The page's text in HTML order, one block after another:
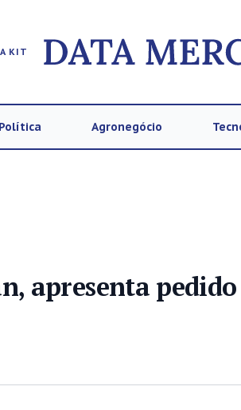
KIT
Política Agronegócio
apresenta